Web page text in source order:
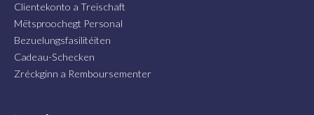
Clientekonto a Treischaft
Mëtsproochegt Personal
Bezuelungsfasilitéiten
Cadeau-Schecken
Zréckginn a Remboursementer